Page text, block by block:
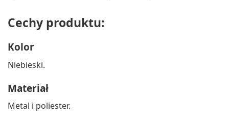
Cechy produktu:
Kolor
Niebieski.
Materiał
Metal i poliester.